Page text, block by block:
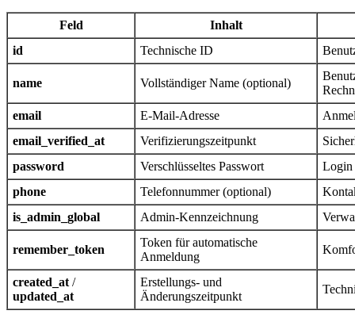
Feld
Inhalt
id
Technische ID
name Vollständiger Name (optional)
email
E-Mail-Adresse
email_verified_at
Verifizierungszeitpunkt
password
Verschlüsseltes Passwort
Login
phone
Telefonnummer (optional)
is_admin_global
Admin-Kennzeichnung
remember_token
Token für automatische
Anmeldung
created_at /
updated_at
Erstellungs- und
Änderungszeitpunkt